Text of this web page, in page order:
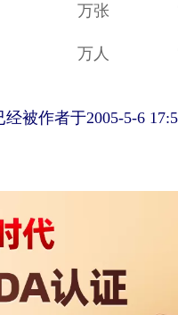
万张
万人
被作者于2005-5-6